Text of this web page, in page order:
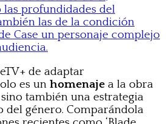
profundidades del
las de la condición
Case un personaje complejo
de adaptar
es un homenaje a la obra
también una estrategia
género. Comparándola